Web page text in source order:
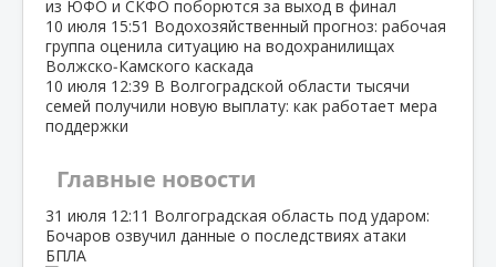
из ЮФО и СКФО поборются за выход в финал
10 июля 15:51 Водохозяйственный прогноз: рабочая
группа оценила ситуацию на водохранилищах
Волжско‑Камского каскада
10 июля 12:39 В Волгоградской области тысячи
семей получили новую выплату: как работает мера
поддержки
Главные новости
31 июля 12:11 Волгоградская область под ударом:
Бочаров озвучил данные о последствиях атаки
БПЛА